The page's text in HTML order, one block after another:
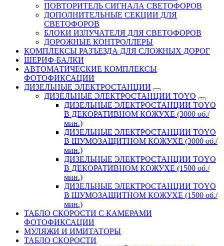
ПОВТОРИТЕЛЬ СИГНАЛА СВЕТОФОРОВ
ДОПОЛНИТЕЛЬНЫЕ СЕКЦИИ ДЛЯ
СВЕТОФОРОВ
БЛОКИ ИЗЛУЧАТЕЛЯ ДЛЯ СВЕТОФОРОВ
ДОРОЖНЫЕ КОНТРОЛЛЕРЫ
КОМПЛЕКСЫ РАЗЪЕЗДА ДЛЯ СЛОЖНЫХ ДОРОГ
ШЕРИФ-БАЛКИ
АВТОМАТИЧЕСКИЕ КОМПЛЕКСЫ
ФОТОФИКСАЦИИ
ДИЗЕЛЬНЫЕ ЭЛЕКТРОСТАНЦИИ
ДИЗЕЛЬНЫЕ ЭЛЕКТРОСТАНЦИИ TOYO
ДИЗЕЛЬНЫЕ ЭЛЕКТРОСТАНЦИИ TOYO
В ДЕКОРАТИВНОМ КОЖУХЕ (3000 об./
мин.)
ДИЗЕЛЬНЫЕ ЭЛЕКТРОСТАНЦИИ TOYO
В ШУМОЗАЩИТНОМ КОЖУХЕ (3000 об./
мин.)
ДИЗЕЛЬНЫЕ ЭЛЕКТРОСТАНЦИИ TOYO
В ДЕКОРАТИВНОМ КОЖУХЕ (1500 об./
мин.)
ДИЗЕЛЬНЫЕ ЭЛЕКТРОСТАНЦИИ TOYO
В ШУМОЗАЩИТНОМ КОЖУХЕ (1500 об./
мин.)
ТАБЛО СКОРОСТИ С КАМЕРАМИ
ФОТОФИКСАЦИИ
МУЛЯЖИ И ИМИТАТОРЫ
ТАБЛО СКОРОСТИ